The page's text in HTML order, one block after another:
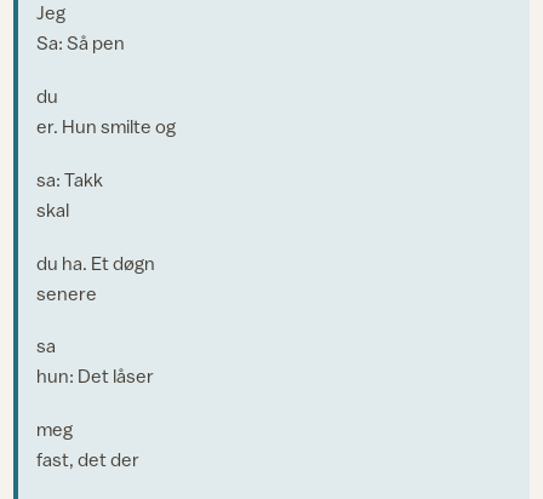
Jeg
Sa: Så pen
du
er. Hun smilte og
sa: Takk
skal
du ha. Et døgn
senere
sa
hun: Det låser
meg
fast, det der